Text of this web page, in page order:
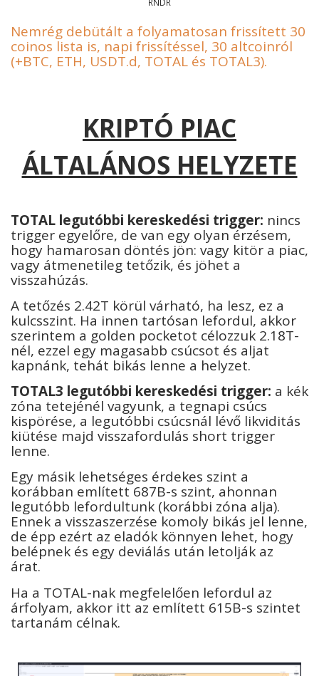
RNDR
Nemrég debütált a folyamatosan frissített 30
coinos lista is, napi frissítéssel, 30 altcoinról
(+BTC, ETH, USDT.d, TOTAL és TOTAL3).
KRIPTÓ PIAC
ÁLTALÁNOS HELYZETE
TOTAL legutóbbi kereskedési trigger: nincs
trigger egyelőre, de van egy olyan érzésem,
hogy hamarosan döntés jön: vagy kitör a piac,
vagy átmenetileg tetőzik, és jöhet a
visszahúzás.
A tetőzés 2.42T körül várható, ha lesz, ez a
kulcsszint. Ha innen tartósan lefordul, akkor
szerintem a golden pocketot célozzuk 2.18T-
nél, ezzel egy magasabb csúcsot és aljat
kapnánk, tehát bikás lenne a helyzet.
TOTAL3 legutóbbi kereskedési trigger: a kék
zóna tetejénél vagyunk, a tegnapi csúcs
kispörése, a legutóbbi csúcsnál lévő likviditás
kiütése majd visszafordulás short trigger
lenne.
Egy másik lehetséges érdekes szint a
korábban említett 687B-s szint, ahonnan
legutóbb lefordultunk (korábbi zóna alja).
Ennek a visszaszerzése komoly bikás jel lenne,
de épp ezért az eladók könnyen lehet, hogy
belépnek és egy deviálás után letolják az
árat.
Ha a TOTAL-nak megfelelően lefordul az
árfolyam, akkor itt az említett 615B-s szintet
tartanám célnak.